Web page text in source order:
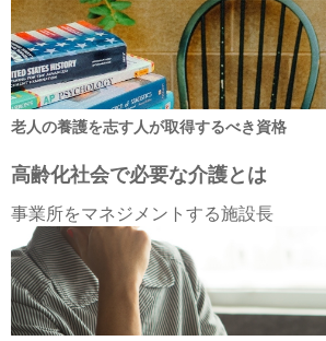
老人の養護を志す人が取得するべき資格
高齢化社会で必要な介護とは
事業所をマネジメントする施設長